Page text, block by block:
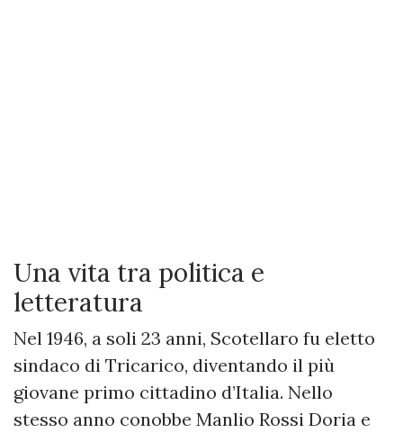
Una vita tra politica e
letteratura
Nel 1946, a soli 23 anni, Scotellaro fu eletto
sindaco di Tricarico, diventando il più
giovane primo cittadino d’Italia. Nello
stesso anno conobbe Manlio Rossi Doria e